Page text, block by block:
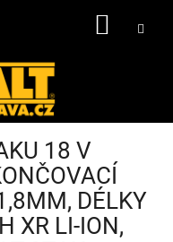
18 V
DÉLKY
XR LI-ION,